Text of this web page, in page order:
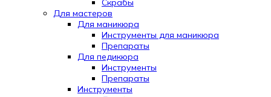
Скрабы
Для мастеров
Для маникюра
Инструменты для маникюра
Препараты
Для педикюра
Инструменты
Препараты
Инструменты